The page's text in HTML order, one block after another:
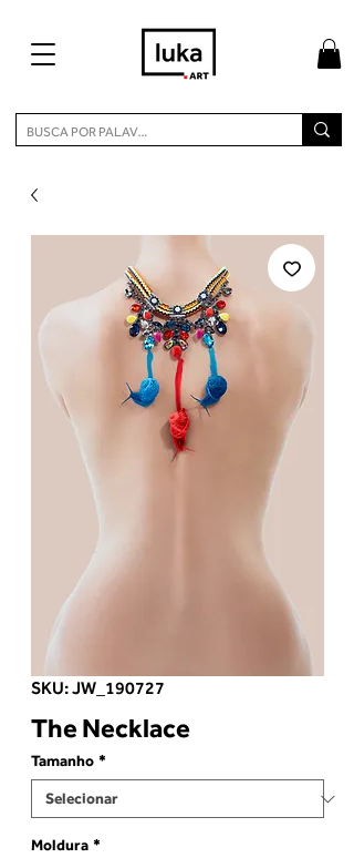
SKU: JW_190727
The Necklace
Tamanho *
Moldura *